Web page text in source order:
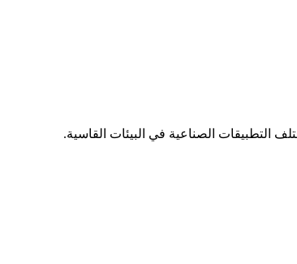
التطبيقات الصناعية في البيئات القاسية.